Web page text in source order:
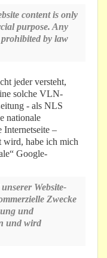
content is only
purpose. Any
by law
jeder versteht,
solche VLN-
- als NLS
nationale
Internetseite –
wird, habe ich mich
Google-
Website-
Zwecke
und
und wird